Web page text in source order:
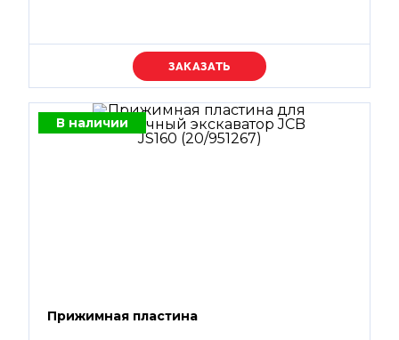
Уточняйте цену
В наличии
Прижимная пластина